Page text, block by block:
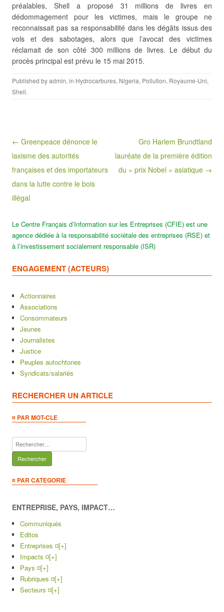
préalables, Shell a proposé 31 millions de livres en
dédommagement pour les victimes, mais le groupe ne
reconnaissait pas sa responsabilité dans les dégâts issus des
vols et des sabotages, alors que l’avocat des victimes
réclamait de son côté 300 millions de livres. Le début du
procès principal est prévu le 15 mai 2015.
Published byadmin, in Hydrocarbures, Nigeria, Pollution, Royaume-Uni,
Shell.
Post navigation
← Greenpeace dénonce le
laxisme des autorités
françaises et des importateurs
dans la lutte contre le bois
illégal
Gro Harlem Brundtland
lauréate de la première édition
du « prix Nobel » asiatique →
Le Centre Français d’Information sur les Entreprises (CFIE) est une
agence dédiée à la responsabilité sociétale des entreprises (RSE) et
à l’investissement socialement responsable (ISR)
ENGAGEMENT (ACTEURS)
Actionnaires
Associations
Consommateurs
Jeunes
Journalistes
Justice
Peuples autochtones
Syndicats/salariés
RECHERCHER UN ARTICLE
¤ PAR MOT-CLE
Rechercher :
¤ PAR CATEGORIE
ENTREPRISE, PAYS, IMPACT…
Communiqués
Editos
Entreprises ¤[+]
Impacts ¤[+]
Pays ¤[+]
Rubriques ¤[+]
Secteurs ¤[+]